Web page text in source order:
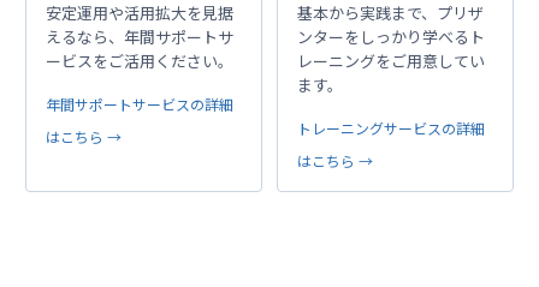
安定運用や活用拡大を見据
えるなら、年間サポートサ
ービスをご活用ください。
年間サポートサービスの詳細
はこちら →
基本から実践まで、プリザ
ンターをしっかり学べるト
レーニングをご用意してい
ます。
トレーニングサービスの詳細
はこちら →